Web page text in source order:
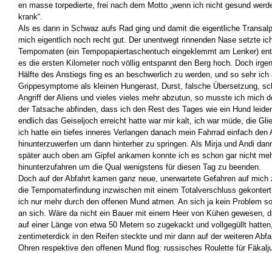
en masse torpedierte, frei nach dem Motto „wenn ich nicht gesund
krank“.
Als es dann in Schwaz aufs Rad ging und damit die eigentliche
mich eigentlich noch recht gut. Der unentwegt rinnenden Nase setzte
Tempomaten (ein Tempopapiertaschentuch eingeklemmt am Lenker)
es die ersten Kilometer noch völlig entspannt den Berg hoch. Doch
Hälfte des Anstiegs fing es an beschwerlich zu werden, und so sehr
Grippesymptome als kleinen Hungerast, Durst, falsche Übersetzung,
Angriff der Aliens und vieles vieles mehr abzutun, so musste ich mich
der Tatsache abfinden, dass ich den Rest des Tages wie ein Hund
endlich das Geiseljoch erreicht hatte war mir kalt, ich war müde, die
ich hatte ein tiefes inneres Verlangen danach mein Fahrrad einfach den
hinunterzuwerfen um dann hinterher zu springen. Als Mirja und Andi
später auch oben am Gipfel ankamen konnte ich es schon gar nicht
hinunterzufahren um die Qual wenigstens für diesen Tag zu beenden.
Doch auf der Abfahrt kamen ganz neue, unerwartete Gefahren auf
die Tempomaterfindung inzwischen mit einem Totalverschluss
ich nur mehr durch den offenen Mund atmen. An sich ja kein Problem
an sich. Wäre da nicht ein Bauer mit einem Heer von Kühen gewesen,
auf einer Länge von etwa 50 Metern so zugekackt und vollgegüllt
zentimeterdick in den Reifen steckte und mir dann auf der weiteren
Ohren respektive den offenen Mund flog: russisches Roulette für